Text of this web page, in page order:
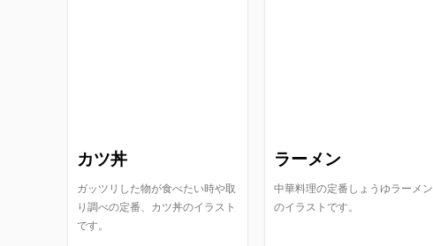
カツ丼
ガッツリした物が食べたい時や取
り調べの定番、カツ丼のイラスト
です。
ラーメン
中華料理の定番しょうゆラーメン
のイラストです。